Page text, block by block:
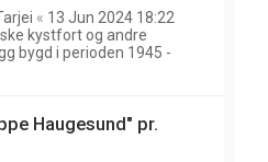
« 13 Jun 2024 18:22
kystfort og andre
bygd i perioden 1945 -
Haugesund" pr.